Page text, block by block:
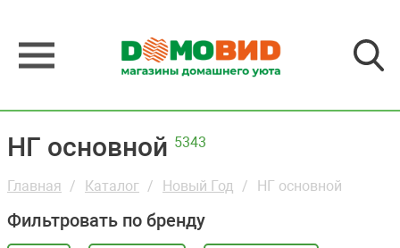
НГ основной 5343
Главная Каталог Новый Год НГ основной
Фильтровать по бренду